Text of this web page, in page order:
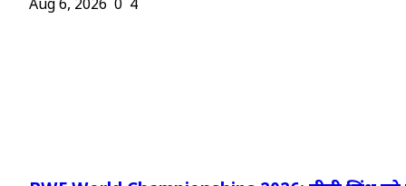
Aug 6, 2026 0 4